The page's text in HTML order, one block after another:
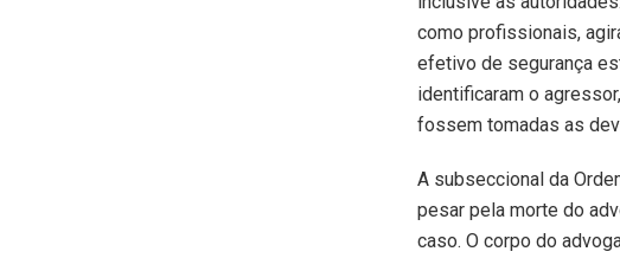
como profissionais,
efetivo de segurança
identificaram o
fossem tomadas as
A subseccional da
pesar pela morte do
caso. O corpo do